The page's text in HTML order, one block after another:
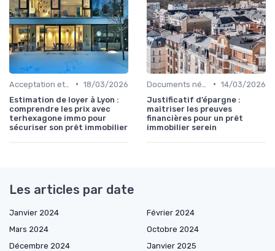
• 18/03/2026
Estimation de loyer à Lyon :
comprendre les prix avec
terhexagone immo pour
sécuriser son prêt immobilier
• 14/03/2026
Justificatif d’épargne :
maîtriser les preuves
financières pour un prêt
immobilier serein
Les articles par date
Janvier 2024
Février 2024
Mars 2024
Octobre 2024
Décembre 2024
Janvier 2025